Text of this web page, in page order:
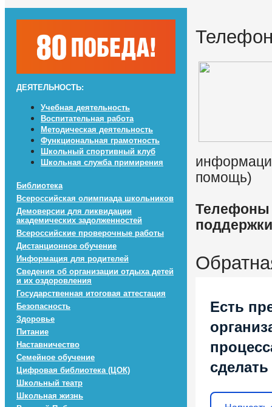
ДЕЯТЕЛЬНОСТЬ:
Учебная деятельность
Воспитательная работа
Методическая деятельность
Функциональная грамотность
Школьный спортивный клуб
Школьная служба примирения
Библиотека
Всероссийская олимпиада школьников
Демоверсии для ликвидации
академических задолженностей
Всероссийские проверочные работы
Дистанционное обучение
Информация для родителей
Сведения об организации отдыха детей
и их оздоровления
Государственная итоговая аттестация
Безопасность
Здоровье
Питание
Наставничество
Семейное обучение
Цифровая библиотека (ЦОК)
Школьный театр
Школьная жизнь
помощь)
Телефоны
поддержки
Есть